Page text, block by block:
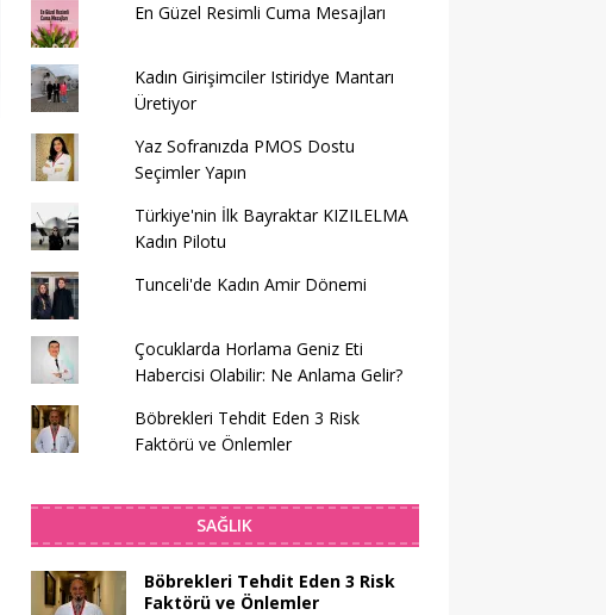
En Güzel Resimli Cuma Mesajları
Kadın Girişimciler Istiridye Mantarı
Üretiyor
Yaz Sofranızda PMOS Dostu
Seçimler Yapın
Türkiye'nin İlk Bayraktar KIZILELMA
Kadın Pilotu
Tunceli'de Kadın Amir Dönemi
Çocuklarda Horlama Geniz Eti
Habercisi Olabilir: Ne Anlama Gelir?
Böbrekleri Tehdit Eden 3 Risk
Faktörü ve Önlemler
SAĞLIK
Böbrekleri Tehdit Eden 3 Risk
Faktörü ve Önlemler